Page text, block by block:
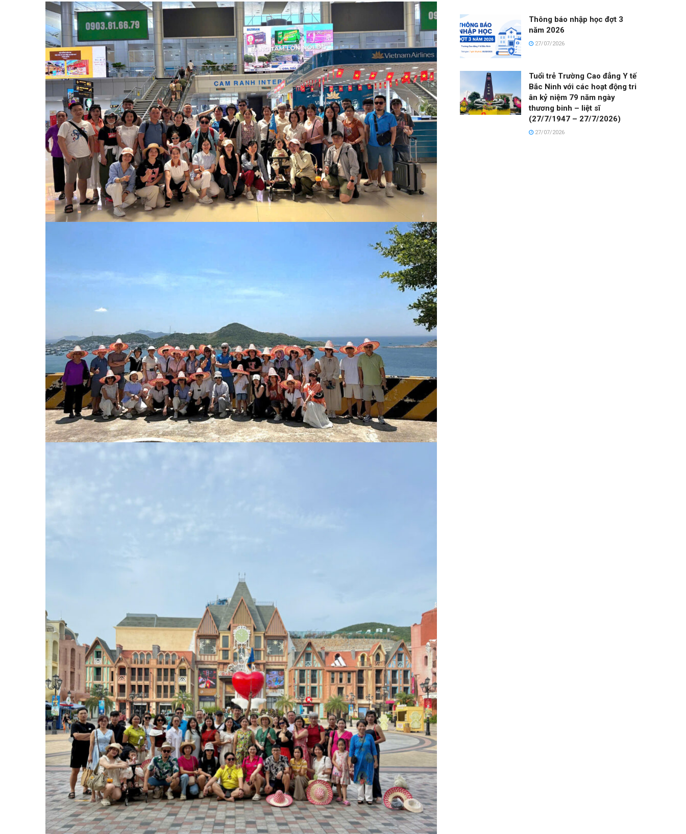
Thông báo nhập học đợt 3
năm 2026
27/07/2026
Tuổi trẻ Trường Cao đẳng Y tế
Bắc Ninh với các hoạt động tri
ân kỷ niệm 79 năm ngày
thương binh – liệt sĩ
(27/7/1947 – 27/7/2026)
27/07/2026